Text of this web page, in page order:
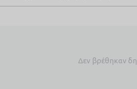
Δεν βρέθηκαν